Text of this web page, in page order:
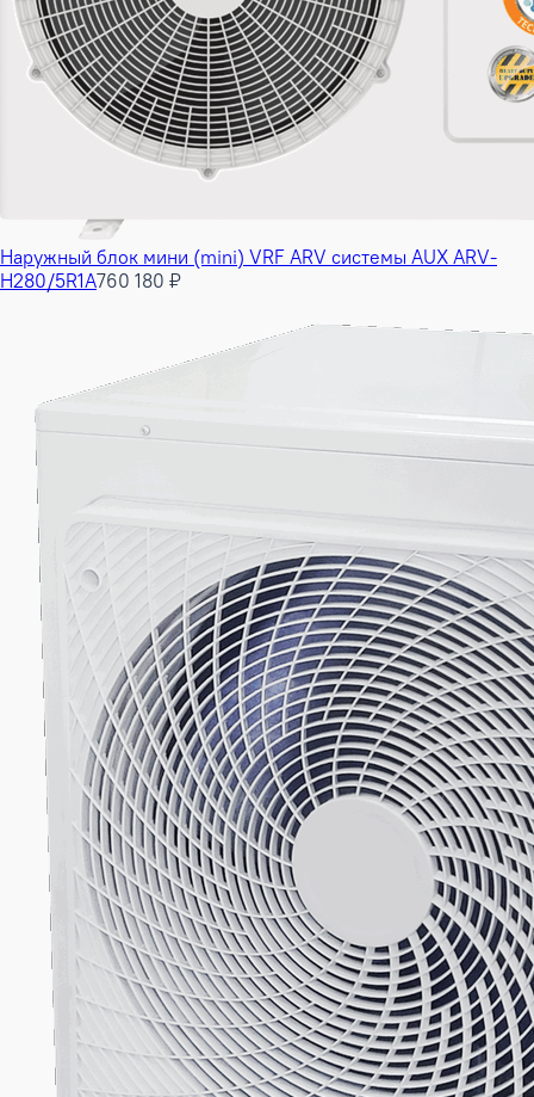
Наружный блок мини (mini) VRF ARV системы AUX ARV-
H280/5R1A760 180 ₽